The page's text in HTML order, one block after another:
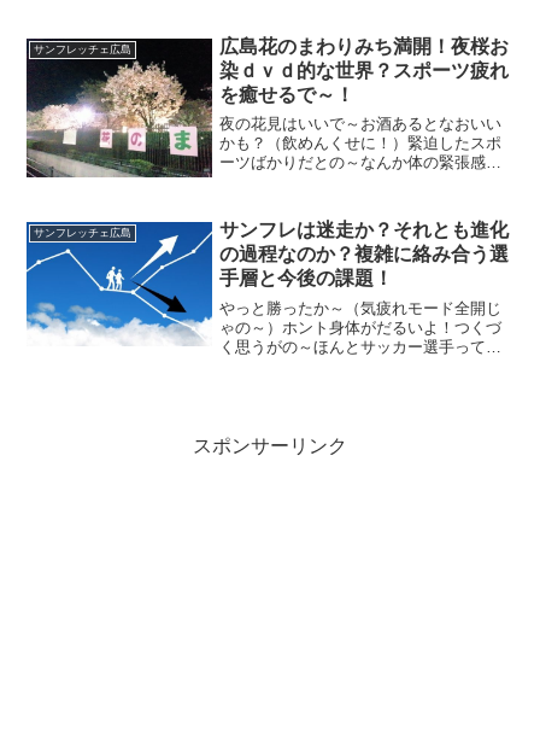
一時的だけど雨は収まっていました（タ
イミングよかった）
サンフレッチェ広島
広島花のまわりみち満開！夜桜お
染ｄｖｄ的な世界？スポーツ疲れ
を癒せるで～！
夜の花見はいいで～お酒あるとなおいい
かも？（飲めんくせに！）緊迫したスポ
ーツばかりだとの～なんか体の緊張感が
麗だからね）広島市佐伯区に造幣局があ
るんじゃが、期間限定で花...
サンフレッチェ広島
サンフレは迷走か？それとも進化
の過程なのか？複雑に絡み合う選
手層と今後の課題！
やっと勝ったか～（気疲れモード全開じ
ゃの～）ホント身体がだるいよ！つくづ
く思うがの～ほんとサッカー選手って移
スポンサーリンク